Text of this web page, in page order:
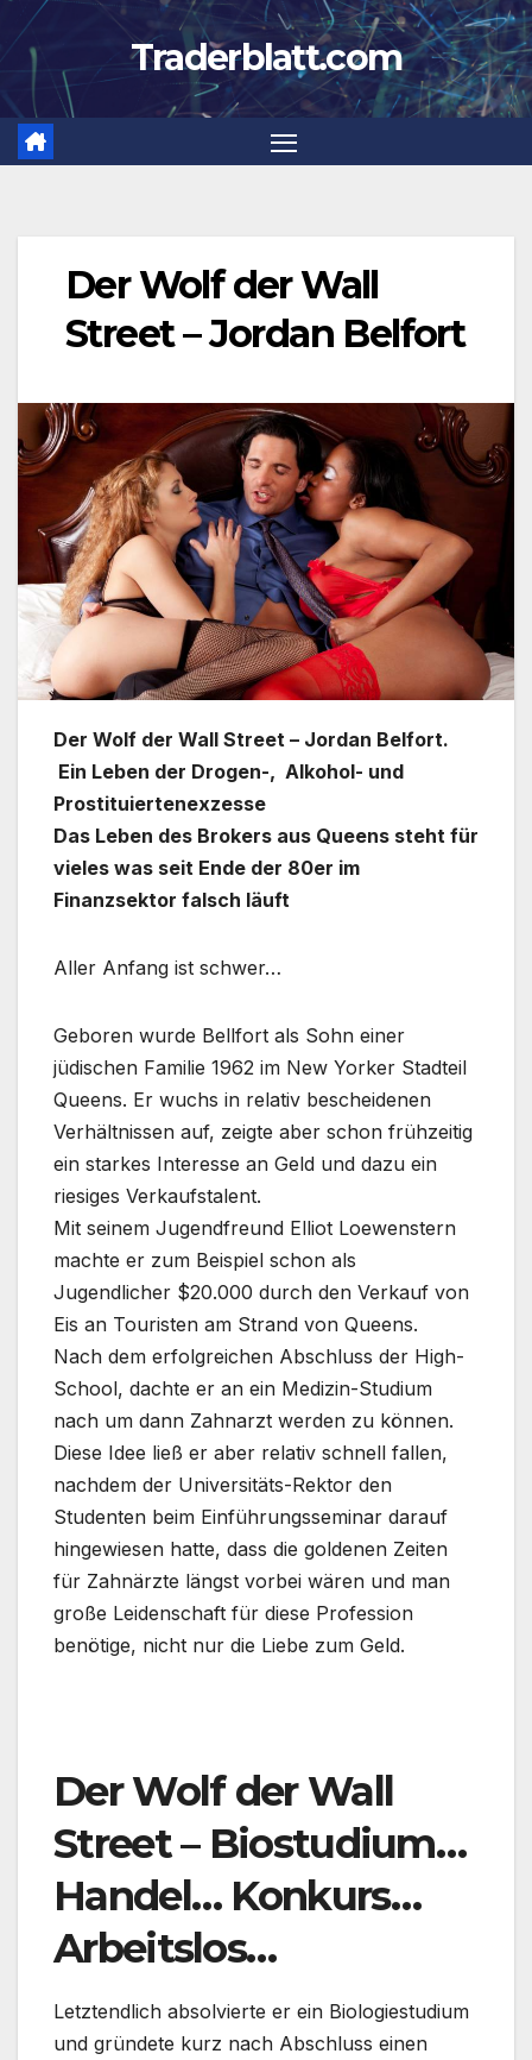
Zum
Inhalt
springen
Traderblatt.com
Der Wolf der Wall
Street – Jordan Belfort
Der Wolf der Wall Street – Jordan Belfort.
Ein Leben der Drogen-, Alkohol- und
Prostituiertenexzesse
Das Leben des Brokers aus Queens steht für
vieles was seit Ende der 80er im
Finanzsektor falsch läuft
Aller Anfang ist schwer…
Geboren wurde Bellfort als Sohn einer
jüdischen Familie 1962 im New Yorker Stadteil
Queens. Er wuchs in relativ bescheidenen
Verhältnissen auf, zeigte aber schon frühzeitig
ein starkes Interesse an Geld und dazu ein
riesiges Verkaufstalent.
Mit seinem Jugendfreund Elliot Loewenstern
machte er zum Beispiel schon als
Jugendlicher $20.000 durch den Verkauf von
Eis an Touristen am Strand von Queens.
Nach dem erfolgreichen Abschluss der High-
School, dachte er an ein Medizin-Studium
nach um dann Zahnarzt werden zu können.
Diese Idee ließ er aber relativ schnell fallen,
nachdem der Universitäts-Rektor den
Studenten beim Einführungsseminar darauf
hingewiesen hatte, dass die goldenen Zeiten
für Zahnärzte längst vorbei wären und man
große Leidenschaft für diese Profession
benötige, nicht nur die Liebe zum Geld.
Der Wolf der Wall
Street – Biostudium…
Handel… Konkurs…
Arbeitslos…
Letztendlich absolvierte er ein Biologiestudium
und gründete kurz nach Abschluss einen